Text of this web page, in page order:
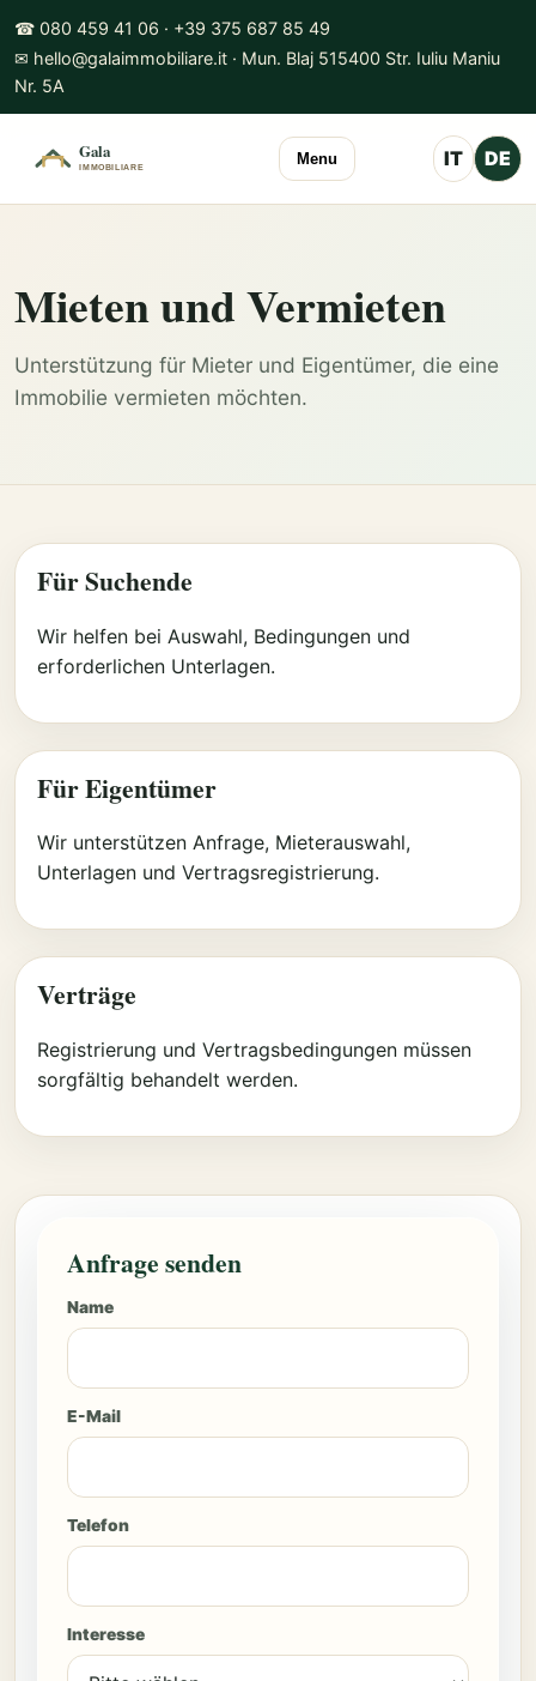
☎ 080 459 41 06 · +39 375 687 85 49
✉ hello@galaimmobiliare.it · Mun. Blaj 515400 Str. Iuliu Maniu
Nr. 5A
Menu IT DE
Mieten und Vermieten
Unterstützung für Mieter und Eigentümer, die eine
Immobilie vermieten möchten.
Für Suchende
Wir helfen bei Auswahl, Bedingungen und
erforderlichen Unterlagen.
Für Eigentümer
Wir unterstützen Anfrage, Mieterauswahl,
Unterlagen und Vertragsregistrierung.
Verträge
Registrierung und Vertragsbedingungen müssen
sorgfältig behandelt werden.
Anfrage senden
Name
E-Mail
Telefon
Interesse